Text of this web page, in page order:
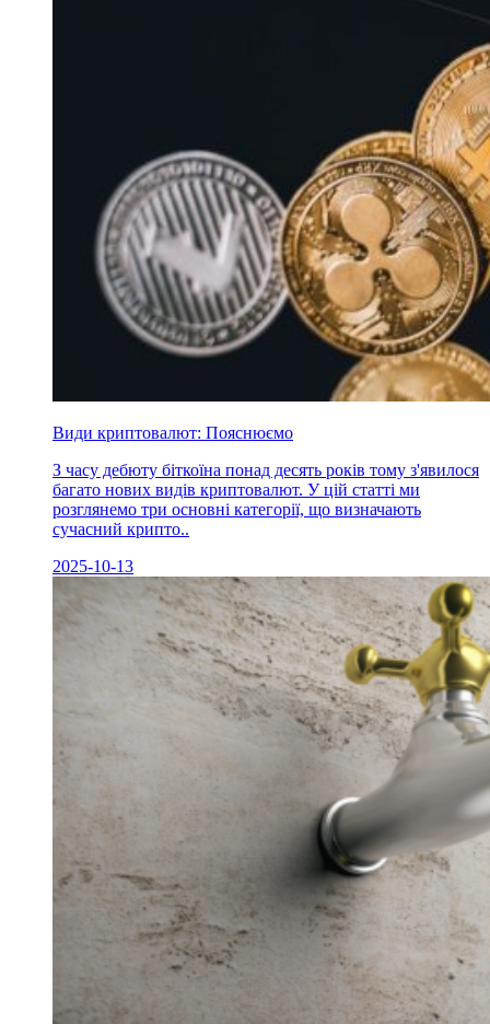
Види криптовалют: Пояснюємо
З часу дебюту біткоїна понад десять років тому з'явилося
багато нових видів криптовалют. У цій статті ми
розглянемо три основні категорії, що визначають
сучасний крипто..
2025-10-13